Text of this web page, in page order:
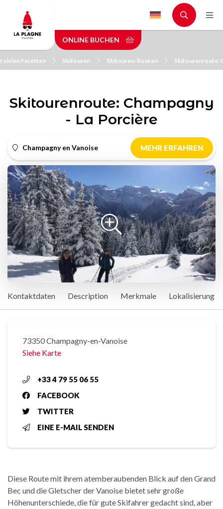
main
content
ONLINE BUCHEN
vielen Facetten Skitouren Skitouren-Routen Skitourenroute:
Skitourenroute: Champagny
- La Porcière
Champagny en Vanoise MEHR ERFAHREN
Kontaktdaten Description Merkmale Lokalisierung
73350 Champagny-en-Vanoise
Siehe Karte
+33 4 79 55 06 55
FACEBOOK
TWITTER
EINE E-MAIL SENDEN
Diese Route mit ihrem atemberaubenden Blick auf den Grand
Bec und die Gletscher der Vanoise bietet sehr große
Höhenunterschiede, die für gute Skifahrer gedacht sind, aber